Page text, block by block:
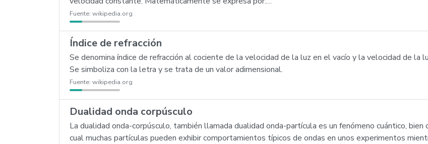
Fuente: wikipedia.org
Índice de refracción
Se denomina índice de refracción al cociente de la velocidad de la luz en el vacío y la velocidad de la
Se simboliza con la letra y se trata de un valor adimensional.
Fuente: wikipedia.org
Dualidad onda corpúsculo
La dualidad onda-corpúsculo, también llamada dualidad onda-partícula es un fenómeno cuántico,
cual muchas partículas pueden exhibir comportamientos típicos de ondas en unos experimentos